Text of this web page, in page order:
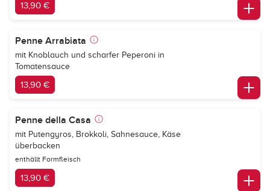
13,90 €
Penne Arrabiata
mit Knoblauch und scharfer Peperoni in
Tomatensauce
13,90 €
Penne della Casa
mit Putengyros, Brokkoli, Sahnesauce, Käse
überbacken
enthällt Formfleisch
13,90 €